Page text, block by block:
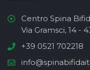
Centro Spina
Via Gramsci, 14 -
+39 0521 702218